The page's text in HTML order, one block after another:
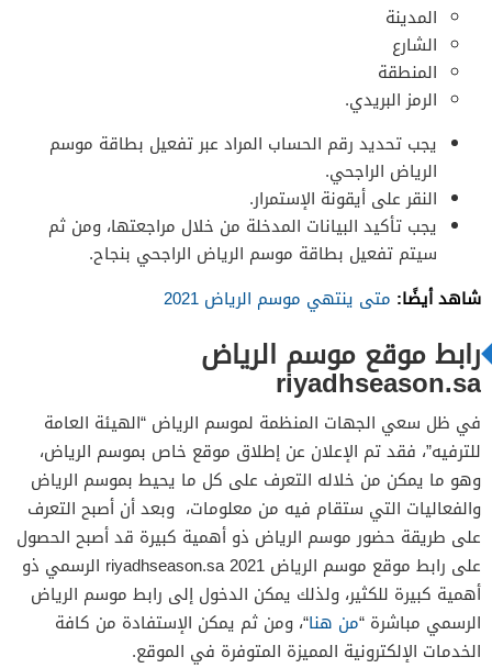
المدينة
الشارع
المنطقة
الرمز البريدي.
يجب تحديد رقم الحساب المراد عبر تفعيل بطاقة موسم
الرياض الراجحي.
النقر على أيقونة الإستمرار.
يجب تأكيد البيانات المدخلة من خلال مراجعتها، ومن ثم
سيتم تفعيل بطاقة موسم الرياض الراجحي بنجاح.
شاهد أيضًا: متى ينتهي موسم الرياض 2021
رابط موقع موسم الرياض
riyadhseason.sa
في ظل سعي الجهات المنظمة لموسم الرياض “الهيئة العامة
للترفيه”، فقد تم الإعلان عن إطلاق موقع خاص بموسم الرياض،
وهو ما يمكن من خلاله التعرف على كل ما يحيط بموسم الرياض
والفعاليات التي ستقام فيه من معلومات، وبعد أن أصبح التعرف
على طريقة حضور موسم الرياض ذو أهمية كبيرة قد أصبح الحصول
على رابط موقع موسم الرياض 2021 riyadhseason.sa الرسمي ذو
أهمية كبيرة للكثير، ولذلك يمكن الدخول إلى رابط موسم الرياض
الرسمي مباشرة “من هنا“، ومن ثم يمكن الإستفادة من كافة
الخدمات الإلكترونية المميزة المتوفرة في الموقع.